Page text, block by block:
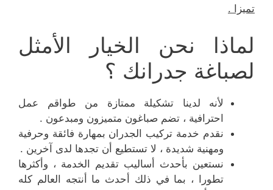
تميزا
.
لماذا نحن الخيار الأمثل
لصباغة جدرانك ؟
لأنه لدينا تشكيلة ممتازة من طواقم عمل
احترافية ، تضم صباغون متميزون ومبدعون .
نقدم خدمة تركيب الجدران بمهارة فائقة وحرفية
ومهنية شديدة ، لا تستطيع أن تجدها لدى آخرين .
نستعين بأحدث أساليب تقديم الخدمة ، وأكثرها
تطورا ، بما في ذلك أحدث ما أنتجه العالم كله